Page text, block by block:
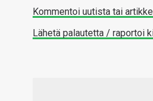
Kommentoi uutista tai
Lähetä palautetta / raportoi